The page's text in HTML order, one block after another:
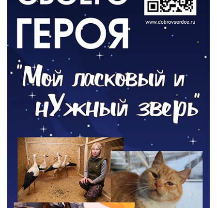
РАЗЪЯСНЯЕМ
Контракт с новой выплатой
05.08.2026